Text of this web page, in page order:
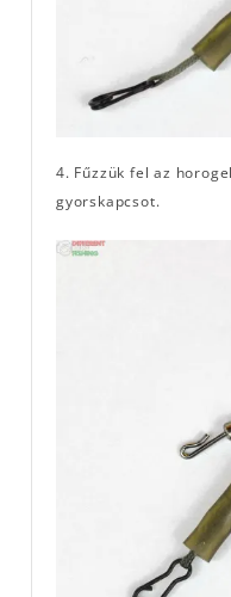
4. Fűzzük fel az
gyorskapcsot.